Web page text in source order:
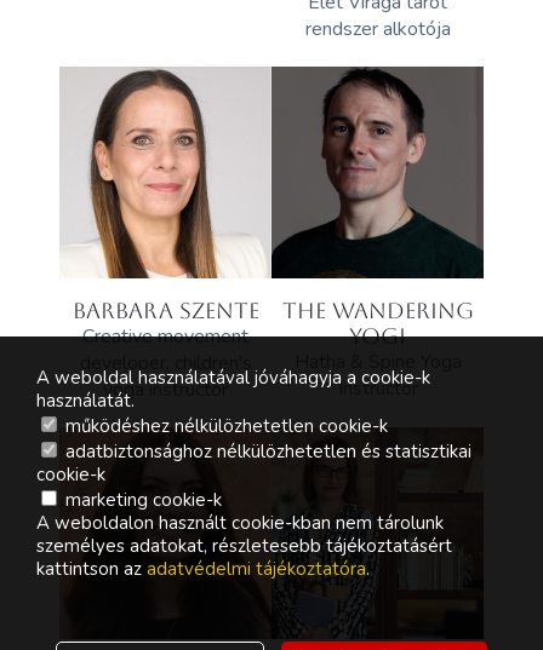
rendszer alkotója
BARBARA SZENTE
Creative movement
developer, children's
yoga instructor
THE WANDERING
YOGI
Instructor
A weboldal használatával jóváhagyja a cookie-k
használatát.
működéshez nélkülözhetetlen cookie-k
adatbiztonsághoz nélkülözhetetlen és statisztikai
cookie-k
marketing cookie-k
A weboldalon használt cookie-kban nem tárolunk
személyes adatokat, részletesebb tájékoztatásért
kattintson az adatvédelmi tájékoztatóra.